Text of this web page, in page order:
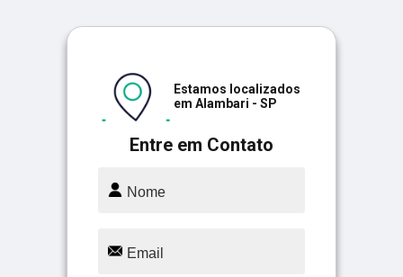
Entre em Contato
Estamos localizados
em Alambari - SP